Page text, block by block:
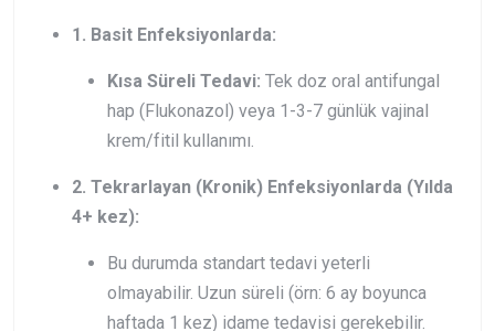
1. Basit Enfeksiyonlarda:
Kısa Süreli Tedavi: Tek doz oral antifungal
hap (Flukonazol) veya 1-3-7 günlük vajinal
krem/fitil kullanımı.
2. Tekrarlayan (Kronik) Enfeksiyonlarda (Yılda
4+ kez):
Bu durumda standart tedavi yeterli
olmayabilir. Uzun süreli (örn: 6 ay boyunca
haftada 1 kez) idame tedavisi gerekebilir.